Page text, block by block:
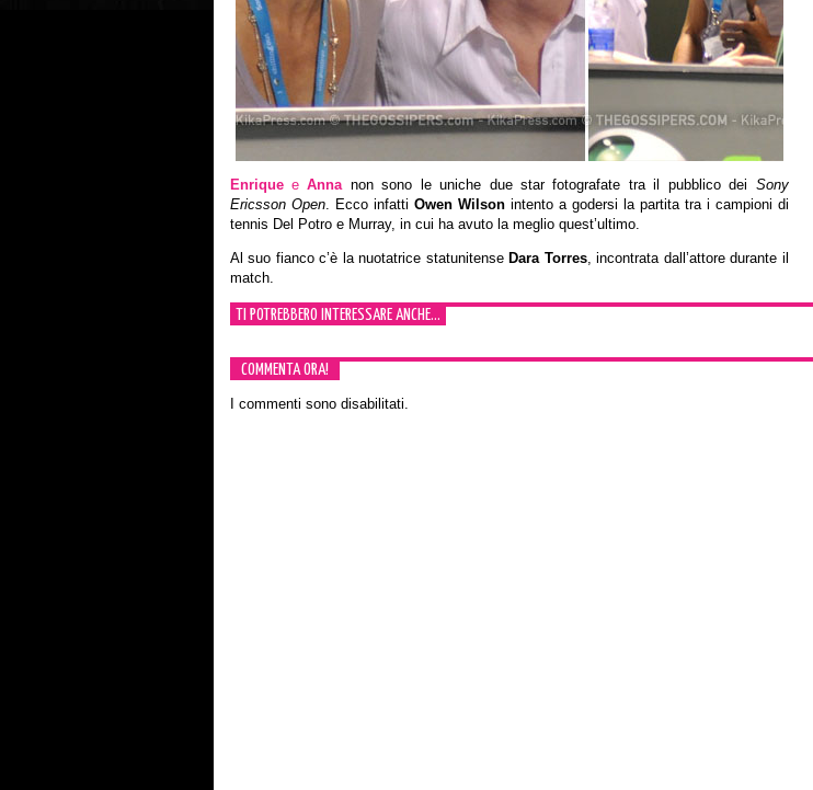
Enrique eAnnanon sono le uniche due star fotografate tra il pubblico dei Sony
Ericsson Open. Ecco infatti Owen Wilsonintento a godersi la partita tra i campioni di
tennis Del Potro e Murray, in cui ha avuto la meglio quest’ultimo.
Al suo fianco c’è la nuotatrice statunitense Dara Torres, incontrata dall’attore durante il
match.
TI POTREBBERO INTERESSARE ANCHE...
COMMENTA ORA!
I commenti sono disabilitati.